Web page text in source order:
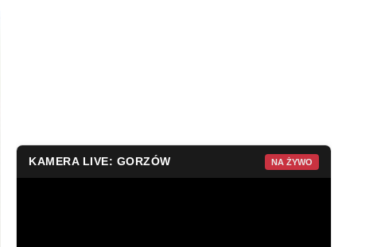
KAMERA LIVE: GORZÓW NA ŻYWO